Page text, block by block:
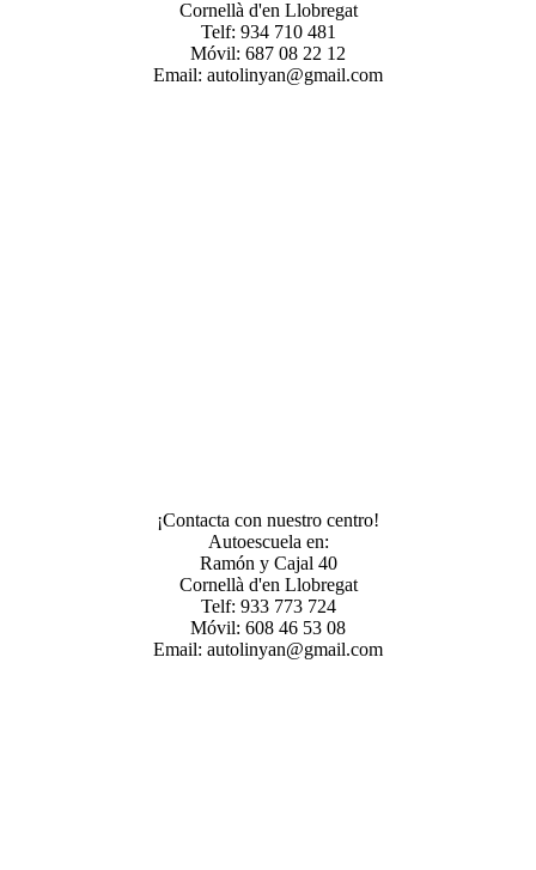
Cornellà d'en Llobregat
Telf: 934 710 481
Móvil: 687 08 22 12
Email: autolinyan@gmail.com
¡Contacta con nuestro centro!
Autoescuela en:
Ramón y Cajal 40
Cornellà d'en Llobregat
Telf: 933 773 724
Móvil: 608 46 53 08
Email: autolinyan@gmail.com